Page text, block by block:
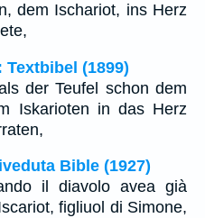
dem Ischariot, ins Herz
(1899)
der Teufel schon dem
Iskarioten in das Herz
Bible (1927)
il diavolo avea già
figliuol di Simone,